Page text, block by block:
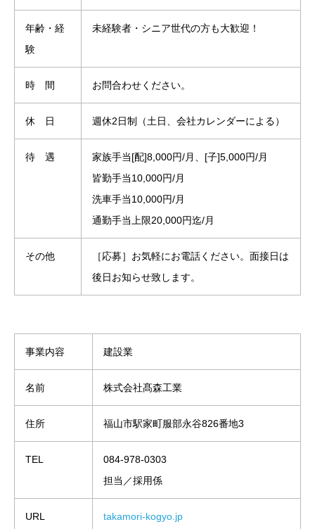
年齢・経
験
未経験者・シニア世代の方も大歓迎！
時 間 お問合わせください。
休 日 週休2日制（土日、会社カレンダーによる）
待 遇
家族手当[配]8,000円/月、[子]5,000円/月
皆勤手当10,000円/月
洗車手当10,000円/月
通勤手当上限20,000円迄/月
その他
［応募］お気軽にお電話ください。面接日は
後日お知らせ致します。
事業内容 建設業
名前 株式会社髙森工業
住所 福山市駅家町服部永谷826番地3
TEL
084-978-0303
担当／採用係
URL takamori-kogyo.jp